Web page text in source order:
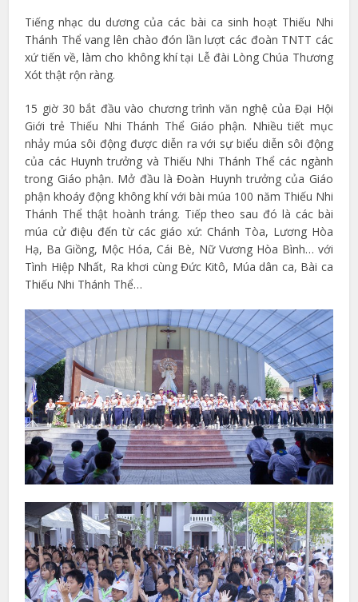
Tiếng nhạc du dương của các bài ca sinh hoạt Thiếu Nhi
Thánh Thể vang lên chào đón lần lượt các đoàn TNTT các
xứ tiến về, làm cho không khí tại Lễ đài Lòng Chúa Thương
Xót thật rộn ràng.
15 giờ 30 bắt đầu vào chương trình văn nghệ của Đại Hội
Giới trẻ Thiếu Nhi Thánh Thể Giáo phận. Nhiều tiết mục
nhảy múa sôi động được diễn ra với sự biểu diễn sôi động
của các Huynh trưởng và Thiếu Nhi Thánh Thể các ngành
trong Giáo phận. Mở đầu là Đoàn Huynh trưởng của Giáo
phận khoáy động không khí với bài múa 100 năm Thiếu Nhi
Thánh Thể thật hoành tráng. Tiếp theo sau đó là các bài
múa cử điệu đến từ các giáo xứ: Chánh Tòa, Lương Hòa
Hạ, Ba Giồng, Mộc Hóa, Cái Bè, Nữ Vương Hòa Bình… với
Tình Hiệp Nhất, Ra khơi cùng Đức Kitô, Múa dân ca, Bài ca
Thiếu Nhi Thánh Thể…